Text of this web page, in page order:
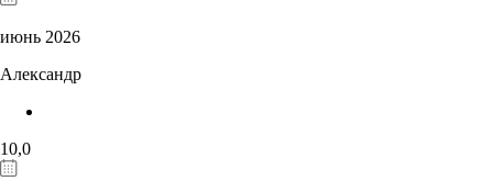
июнь 2026
Александр
10,0